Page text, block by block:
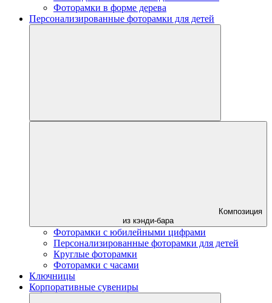
Фоторамки в форме дерева
Персонализированные фоторамки для детей
Композиция
из кэнди-бара
Фоторамки с юбилейными цифрами
Персонализированные фоторамки для детей
Круглые фоторамки
Фоторамки с часами
Ключницы
Корпоративные сувениры